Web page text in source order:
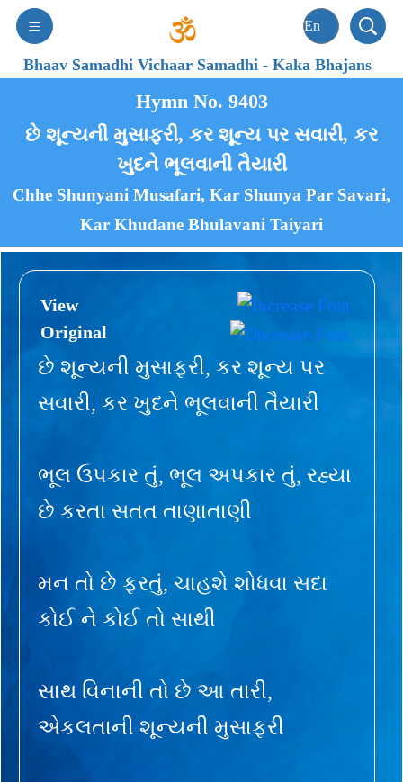
Bhaav Samadhi Vichaar Samadhi-Kaka Bhajans
Hymn No. 9403
છે શૂન્યની મુસાફરી, કર શૂન્ય પર સવારી, કર
ખુદને ભૂલવાની તૈયારી
Chhe Shunyani Musafari, Kar Shunya Par Savari,
Kar Khudane Bhulavani Taiyari
View
Original
છે શૂન્યની મુસાફરી, કર શૂન્ય પર
સવારી, કર ખુદને ભૂલવાની તૈયારી
ભૂલ ઉપકાર તું, ભૂલ અપકાર તું, રહ્યા
છે કરતા સતત તાણાતાણી
મન તો છે ફરતું, ચાહશે શોધવા સદા
કોઈ ને કોઈ તો સાથી
સાથ વિનાની તો છે આ તારી,
એકલતાની શૂન્યની મુસાફરી